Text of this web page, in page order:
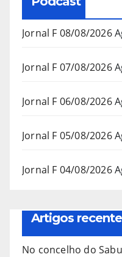
Jornal F 08/08/2026
Jornal F 07/08/2026
Jornal F 06/08/2026
Jornal F 05/08/2026
Jornal F 04/08/2026
Artigos
No concelho do